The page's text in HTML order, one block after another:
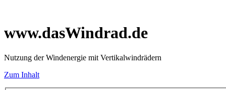
www.dasWindrad.de
Nutzung der Windenergie mit Vertikalwindrädern
Zum Inhalt